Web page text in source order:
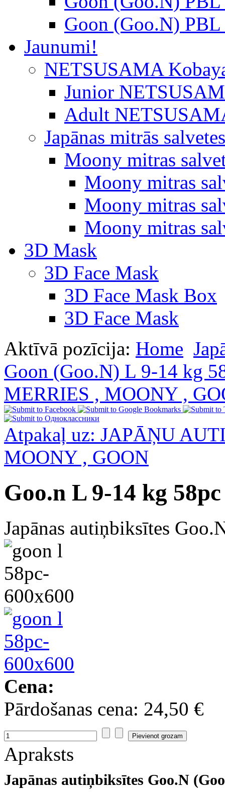
Goon (Goo.N)
Jaunumi!
NETSUSAMA
Junior
Adult
Japānas mitrās salvetes
Moony mitras
Moony mitras
Moony mitras
Moony mitras
3D Mask
3D Face Mask
3D Face Mask Box
3D Face Mask
Aktīvā pozīcija: Home
Goon (Goo.N) L 9-14 kg
MERRIES , MOONY ,
Atpakaļ uz: JAPĀŅU
MOONY , GOON
Goo.n L 9-14 kg 58pc
Japānas autiņbiksītes
Cena:
Pārdošanas cena: 24,50 €
Apraksts
Japānas autiņbiksītes Goo.N